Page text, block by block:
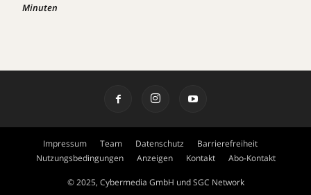
Minuten
Impressum Team Datenschutz
Barrierefreiheit
Nutzungsbedingungen
Anzeigen Kontakt Abo-Kontakt
© 2025, Cybermedia GmbH und SGC Network